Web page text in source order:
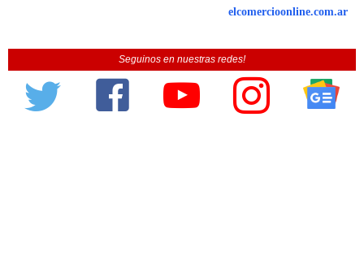
elcomercioonline.com.ar
Seguinos en nuestras redes!